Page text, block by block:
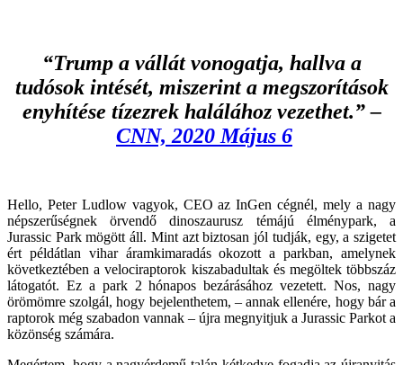
“Trump a vállát vonogatja, hallva a
tudósok intését, miszerint a megszorítások
enyhítése tízezrek halálához vezethet.” –
CNN, 2020 Május 6
Hello, Peter Ludlow vagyok, CEO az InGen cégnél, mely a nagy
népszerűségnek örvendő dinoszaurusz témájú élménypark, a
Jurassic Park mögött áll. Mint azt biztosan jól tudják, egy, a szigetet
ért példátlan vihar áramkimaradás okozott a parkban, amelynek
következtében a velociraptorok kiszabadultak és megöltek többszáz
látogatót. Ez a park 2 hónapos bezárásához vezetett. Nos, nagy
örömömre szolgál, hogy bejelenthetem, – annak ellenére, hogy bár a
raptorok még szabadon vannak – újra megnyitjuk a Jurassic Parkot a
közönség számára.